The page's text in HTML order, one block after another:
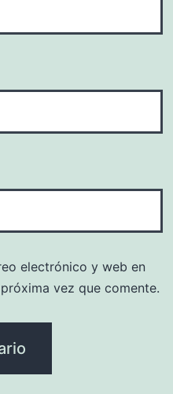
electrónico y web en
vez que comente.